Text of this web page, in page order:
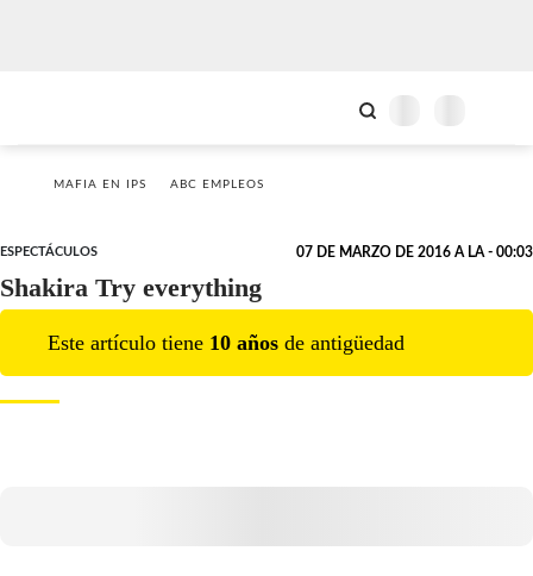
MAFIA EN IPS ABC EMPLEOS
ESPECTÁCULOS 07 DE MARZO DE 2016 A LA - 00:03
Shakira Try everything
Este artículo tiene 10 años de antigüedad